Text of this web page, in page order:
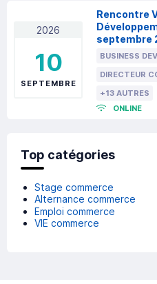
2026
10
SEPTEMBRE
Rencontre
septembre
BUSINESS
DIRECTEUR
+13 AUTRES
ONLINE
Top catégories
Stage commerce
Alternance commerce
Emploi commerce
VIE commerce